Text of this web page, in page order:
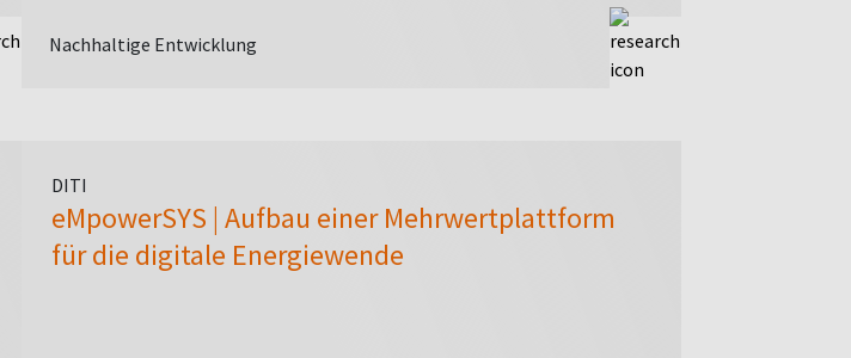
Nachhaltige Entwicklung
DITI
eMpowerSYS | Aufbau einer Mehrwertplattform
für die digitale Energiewende